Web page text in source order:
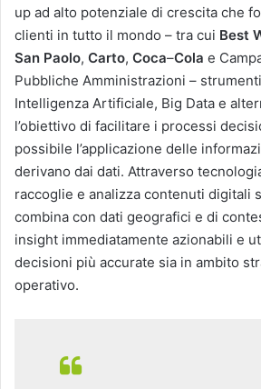
up ad alto potenziale di crescita che
clienti in tutto il mondo – tra cui Best
San Paolo, Carto, Coca–Cola e
Pubbliche Amministrazioni –
Intelligenza Artificiale, Big Data e
l’obiettivo di facilitare i processi
possibile l’applicazione delle
derivano dai dati. Attraverso
raccoglie e analizza contenuti digitali
combina con dati geografici e di
insight immediatamente azionabili e
decisioni più accurate sia in ambito
operativo.